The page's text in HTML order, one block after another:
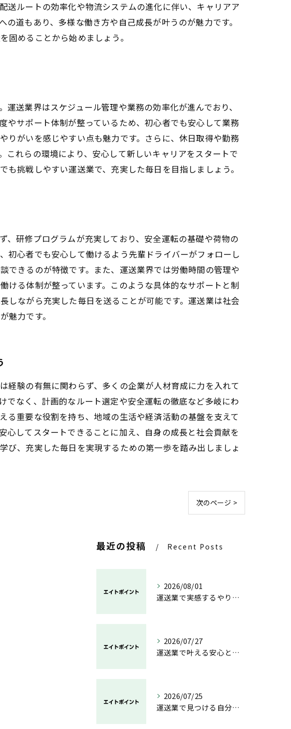
送ルートの効率化や物流システムの進化に伴い、キャリアア
道もあり、多様な働き方や自己成長が叶うのが魅力です。
固めることから始めましょう。
送業界はスケジュール管理や業務の効率化が進んでおり、
やサポート体制が整っているため、初心者でも安心して業務
りがいを感じやすい点も魅力です。さらに、休日取得や勤務
れらの環境により、安心して新しいキャリアをスタートで
挑戦しやすい運送業で、充実した毎日を目指しましょう。
、研修プログラムが充実しており、安全運転の基礎や荷物の
初心者でも安心して働けるよう先輩ドライバーがフォローし
できるのが特徴です。また、運送業界では労働時間の管理や
ける体制が整っています。このような具体的なサポートと制
しながら充実した毎日を送ることが可能です。運送業は社会
魅力です。
経験の有無に関わらず、多くの企業が人材育成に力を入れて
でなく、計画的なルート選定や安全運転の徹底など多岐にわ
る重要な役割を持ち、地域の生活や経済活動の基盤を支えて
心してスタートできることに加え、自身の成長と社会貢献を
び、充実した毎日を実現するための第一歩を踏み出しましょ
次のページ >
最近の投稿 Recent Posts
2026/08/01
運送業で実感するやりがいと成長の魅力
2026/07/27
運送業で叶える安心と成長のキャリア
2026/07/25
運送業で見つける自分らしい働き方と安定の未来